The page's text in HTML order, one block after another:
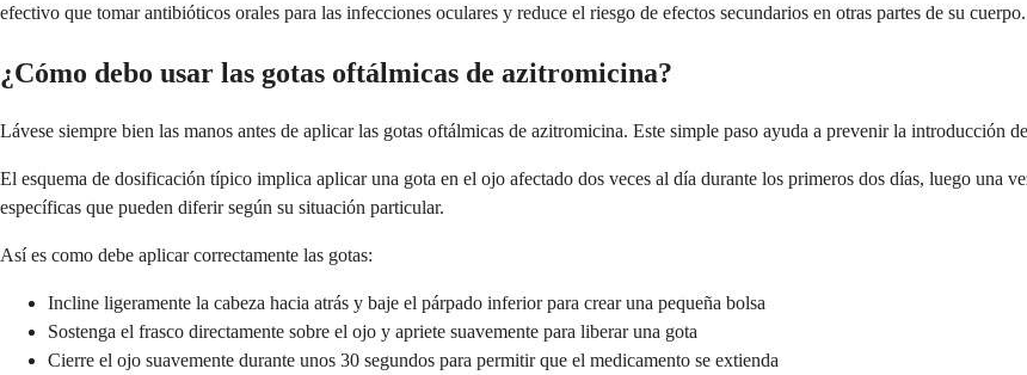
efectivo que tomar antibióticos orales para las infecciones oculares y reduce el riesgo de efectos secundarios en otras partes de su cuerpo.
¿Cómo debo usar las gotas oftálmicas de azitromicina?
Lávese siempre bien las manos antes de aplicar las gotas oftálmicas de azitromicina. Este simple paso ayuda a prevenir la introducción
El esquema de dosificación típico implica aplicar una gota en el ojo afectado dos veces al día durante los primeros dos días, luego una
específicas que pueden diferir según su situación particular.
Así es como debe aplicar correctamente las gotas:
Incline ligeramente la cabeza hacia atrás y baje el párpado inferior para crear una pequeña bolsa
Sostenga el frasco directamente sobre el ojo y apriete suavemente para liberar una gota
Cierre el ojo suavemente durante unos 30 segundos para permitir que el medicamento se extienda